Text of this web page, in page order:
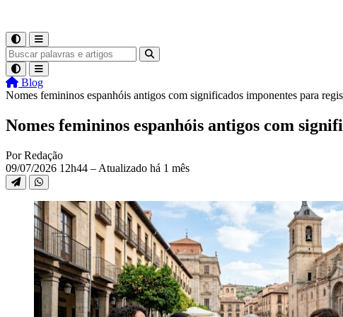
Blog
Nomes femininos espanhóis antigos com significados imponentes para
Nomes femininos espanhóis antigos com
Por Redação
09/07/2026 12h44 – Atualizado há 1 mês